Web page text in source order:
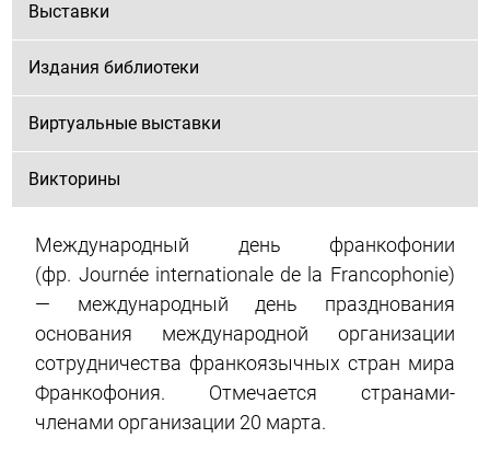
Выставки
Издания библиотеки
Виртуальные выставки
Викторины
Международный день франкофонии
(фр. Journée internationale de la Francophonie)
— международный день празднования
основания международной организации
сотрудничества франкоязычных стран мира
Франкофония. Отмечается странами-
членами организации 20 марта.